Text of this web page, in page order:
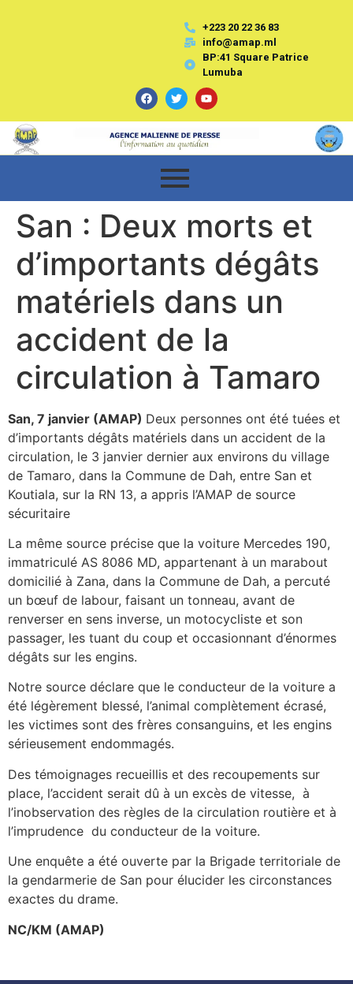
+223 20 22 36 83
info@amap.ml
BP:41 Square Patrice
Lumuba
San : Deux morts et
d’importants dégâts
matériels dans un
accident de la
circulation à Tamaro
San, 7 janvier (AMAP) Deux personnes ont été tuées et
d’importants dégâts matériels dans un accident de la
circulation, le 3 janvier dernier aux environs du village
de Tamaro, dans la Commune de Dah, entre San et
Koutiala, sur la RN 13, a appris l’AMAP de source
sécuritaire
La même source précise que la voiture Mercedes 190,
immatriculé AS 8086 MD, appartenant à un marabout
domicilié à Zana, dans la Commune de Dah, a percuté
un bœuf de labour, faisant un tonneau, avant de
renverser en sens inverse, un motocycliste et son
passager, les tuant du coup et occasionnant d’énormes
dégâts sur les engins.
Notre source déclare que le conducteur de la voiture a
été légèrement blessé, l’animal complètement écrasé,
les victimes sont des frères consanguins, et les engins
sérieusement endommagés.
Des témoignages recueillis et des recoupements sur
place, l’accident serait dû à un excès de vitesse, à
l’inobservation des règles de la circulation routière et à
l’imprudence du conducteur de la voiture.
Une enquête a été ouverte par la Brigade territoriale de
la gendarmerie de San pour élucider les circonstances
exactes du drame.
NC/KM (AMAP)